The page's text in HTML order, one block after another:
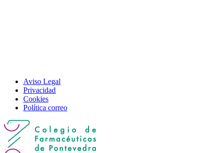
Aviso Legal
Privacidad
Cookies
Política correo